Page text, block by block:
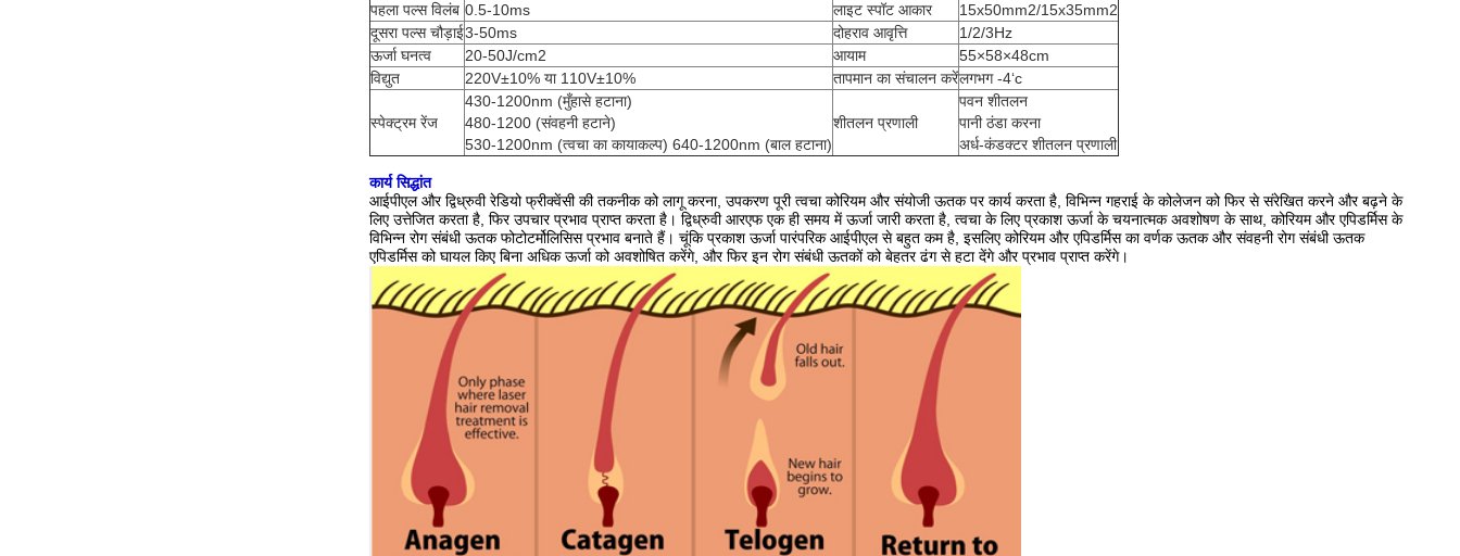
पहला पल्स विलंब 0.5-10ms लाइट स्पॉट आकार
15x50mm2/15x35mm2
दूसरा पल्स चौड़ाई3-50ms दोहराव आवृत्ति
1/2/3Hz
ऊर्जा घनत्व
20-50J/cm2 आयाम
55×58×48cm
विद्युत
220V±10% या 110V±10% तापमान का संचालन करेंलगभग -4‘c
स्पेक्ट्रम रेंज
430-1200nm (मुँहासे हटाना)
480-1200 (संवहनी हटाने)
530-1200nm (त्वचा का कायाकल्प) 640-1200nm (बाल हटाना)
शीतलन प्रणाली
पवन शीतलन
पानी ठंडा करना
अर्ध-कंडक्टर शीतलन प्रणाली
कार्य सिद्धांत
आईपीएल और द्विध्रुवी रेडियो फ्रीक्वेंसी की तकनीक को लागू करना, उपकरण पूरी त्वचा कोरियम और संयोजी ऊतक पर कार्य करता है, विभिन्न गहराई के कोलेजन को फिर से संरेखित करने और बढ़ने के
लिए उत्तेजित करता है, फिर उपचार प्रभाव प्राप्त करता है। द्विध्रुवी आरएफ एक ही समय में ऊर्जा जारी करता है, त्वचा के लिए प्रकाश ऊर्जा के चयनात्मक अवशोषण के साथ, कोरियम और एपिडर्मिस के
विभिन्न रोग संबंधी ऊतक फोटोटर्मोलिसिस प्रभाव बनाते हैं। चूंकि प्रकाश ऊर्जा पारंपरिक आईपीएल से बहुत कम है, इसलिए कोरियम और एपिडर्मिस का वर्णक ऊतक और संवहनी रोग संबंधी ऊतक
एपिडर्मिस को घायल किए बिना अधिक ऊर्जा को अवशोषित करेंगे, और फिर इन रोग संबंधी ऊतकों को बेहतर ढंग से हटा देंगे और प्रभाव प्राप्त करेंगे।